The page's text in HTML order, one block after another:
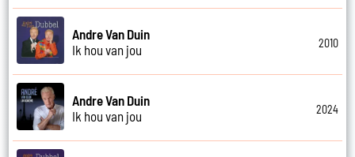
Andre Van Duin
Ik hou van jou
2010
Andre Van Duin
Ik hou van jou
2024